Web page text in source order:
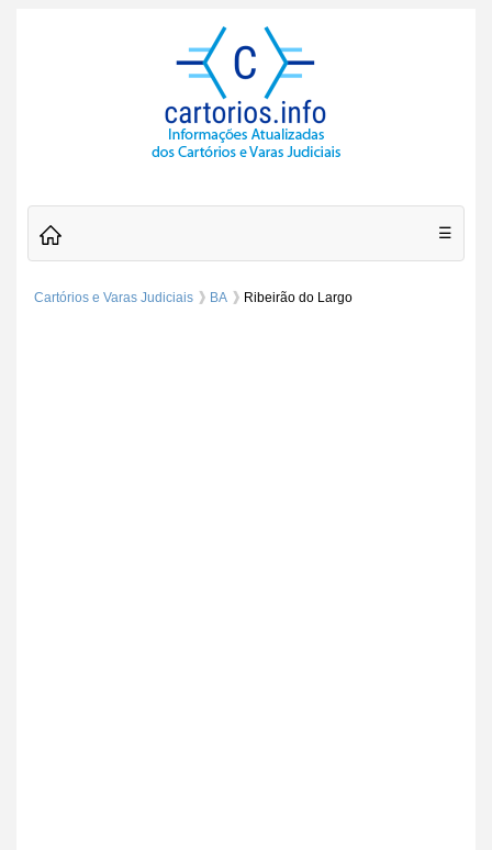
☰
Cartórios e Varas Judiciais BA Ribeirão do Largo